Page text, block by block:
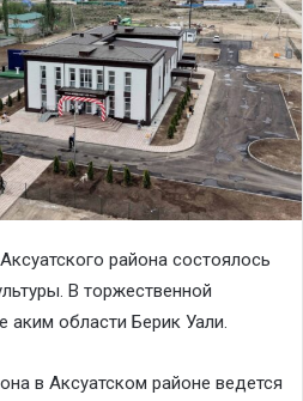
района состоялось
В торжественной
аким области Берик Уали.
в Аксуатском районе ведется